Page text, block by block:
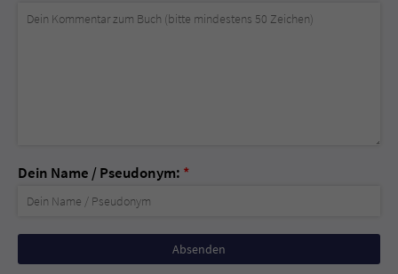
Dein Name / Pseudonym: *
Nicht
ausfüllen!